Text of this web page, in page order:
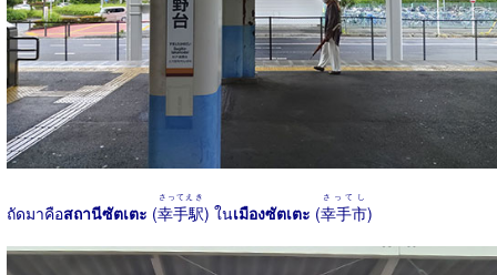
ถัดมาคือสถานีซัตเตะ (幸手駅
さってえき
) ในเมืองซัตเตะ (幸手市
さってし
)